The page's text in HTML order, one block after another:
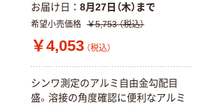
お届け日 8月27日（木）まで
希望小売価格 ￥5,753 （税込）
￥4,053 （税込）
シンワ測定のアルミ自由金勾配目
盛。溶接の角度確認に便利なアルミ